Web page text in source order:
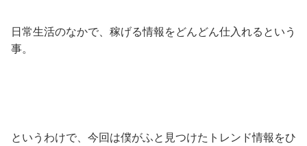
日常生活のなかで、稼げる情報をどんどん仕入れるという
事。
というわけで、今回は僕がふと見つけたトレンド情報をひ